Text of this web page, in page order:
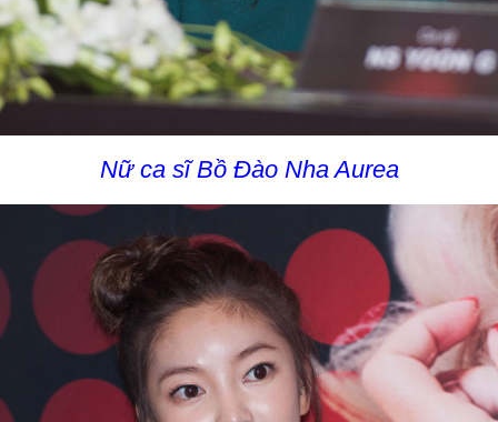
Nữ ca sĩ Bồ Đào Nha Aurea